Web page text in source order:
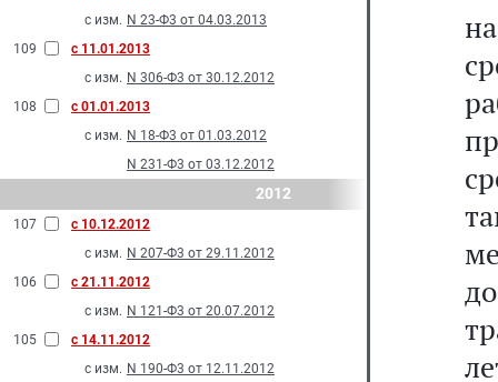
с изм. N 23-Ф3 от 04.03.2013
109
с 11.01.2013
с изм. N 306-Ф3 от 30.12.2012
108
с 01.01.2013
с изм. N 18-Ф3 от 01.03.2012
N 231-Ф3 от 03.12.2012
2012
107
с 10.12.2012
с изм. N 207-Ф3 от 29.11.2012
106
с 21.11.2012
с изм. N 121-Ф3 от 20.07.2012
105
с 14.11.2012
с изм. N 190-Ф3 от 12.11.2012